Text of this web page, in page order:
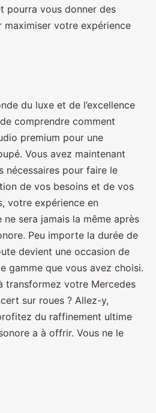
pourra vous donner des
maximiser votre expérience
du luxe et de l’excellence
comprendre comment
premium pour une
Vous avez maintenant
nécessaires pour faire le
de vos besoins et de vos
votre expérience en
ne sera jamais la même après
Peu importe la durée de
devient une occasion de
gamme que vous avez choisi.
transformez votre Mercedes
sur roues ? Allez-y,
du raffinement ultime
a à offrir. Vous ne le